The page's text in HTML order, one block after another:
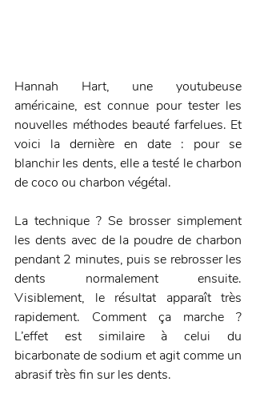
Hannah Hart, une youtubeuse
américaine, est connue pour tester les
nouvelles méthodes beauté farfelues. Et
voici la dernière en date : pour se
blanchir les dents, elle a testé le charbon
de coco ou charbon végétal.
La technique ? Se brosser simplement
les dents avec de la poudre de charbon
pendant 2 minutes, puis se rebrosser les
dents normalement ensuite.
Visiblement, le résultat apparaît très
rapidement. Comment ça marche ?
L’effet est similaire à celui du
bicarbonate de sodium et agit comme un
abrasif très fin sur les dents.